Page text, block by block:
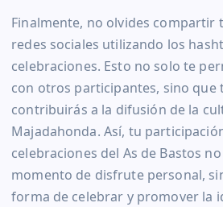
Finalmente, no olvides compartir
redes sociales utilizando los
celebraciones. Esto no solo te
con otros participantes, sino que
contribuirás a la difusión de la
Majadahonda. Así, tu
celebraciones del As de Bastos
momento de disfrute personal,
forma de celebrar y promover la